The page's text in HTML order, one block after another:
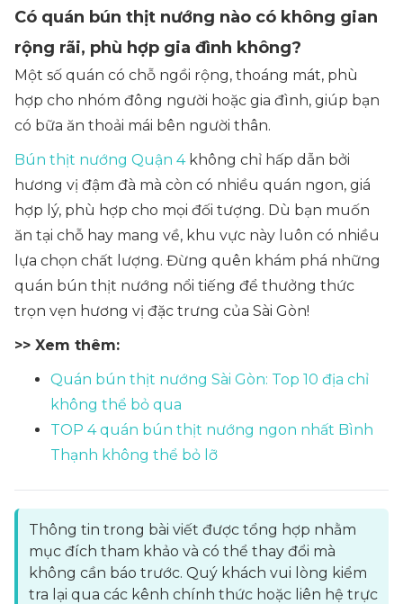
Có quán bún thịt nướng nào có không gian
rộng rãi, phù hợp gia đình không?
Một số quán có chỗ ngồi rộng, thoáng mát, phù
hợp cho nhóm đông người hoặc gia đình, giúp bạn
có bữa ăn thoải mái bên người thân.
Bún thịt nướng Quận 4không chỉ hấp dẫn bởi
hương vị đậm đà mà còn có nhiều quán ngon, giá
hợp lý, phù hợp cho mọi đối tượng. Dù bạn muốn
ăn tại chỗ hay mang về, khu vực này luôn có nhiều
lựa chọn chất lượng. Đừng quên khám phá những
quán bún thịt nướng nổi tiếng để thưởng thức
trọn vẹn hương vị đặc trưng của Sài Gòn!
>> Xem thêm:
Quán bún thịt nướng Sài Gòn: Top 10 địa chỉ
không thể bỏ qua
TOP 4 quán bún thịt nướng ngon nhất Bình
Thạnh không thể bỏ lỡ
Thông tin trong bài viết được tổng hợp nhằm
mục đích tham khảo và có thể thay đổi mà
không cần báo trước. Quý khách vui lòng kiểm
tra lại qua các kênh chính thức hoặc liên hệ trực